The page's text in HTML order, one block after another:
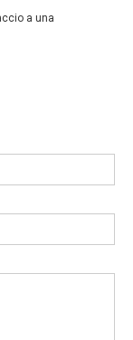
a una